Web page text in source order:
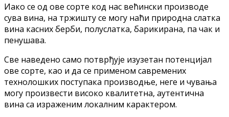
Иако се од ове сорте код нас већински производе
сува вина, на тржишту се могу наћи природна слатка
вина касних берби, полуслатка, барикирана, па чак и
пенушава.
Све наведено само потврђује изузетан потенцијал
ове сорте, као и да се применом савремених
технолошких поступака производње, неге и чувања
могу произвести високо квалитетна, аутентична
вина са израженим локалним карактером.